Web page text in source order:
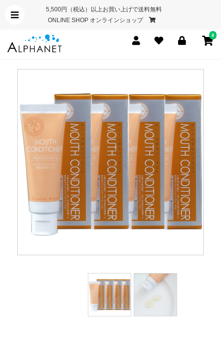
5,500円（税込）以上お買い上げで送料無料
ONLINE SHOP オンラインショップ
0